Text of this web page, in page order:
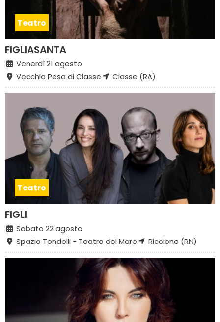
Teatro
FIGLIASANTA
Venerdì 21 agosto
Vecchia Pesa di Classe
Classe (RA)
Teatro
FIGLI
Sabato 22 agosto
Spazio Tondelli - Teatro del Mare
Riccione (RN)